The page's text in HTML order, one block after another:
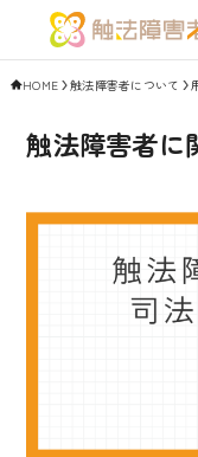
HOME 触法障害者について
触法障害者に